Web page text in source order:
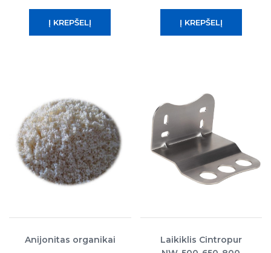
Anijonitas organikai
Laikiklis Cintropur